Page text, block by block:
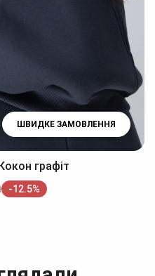
ШВИДКЕ ЗАМОВЛЕННЯ
графіт
-12.5%